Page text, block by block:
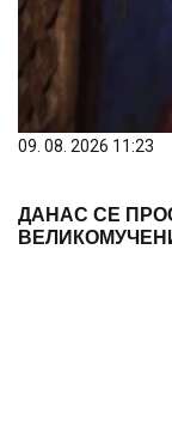
09. 08. 2026 11:23
ДАНАС СЕ